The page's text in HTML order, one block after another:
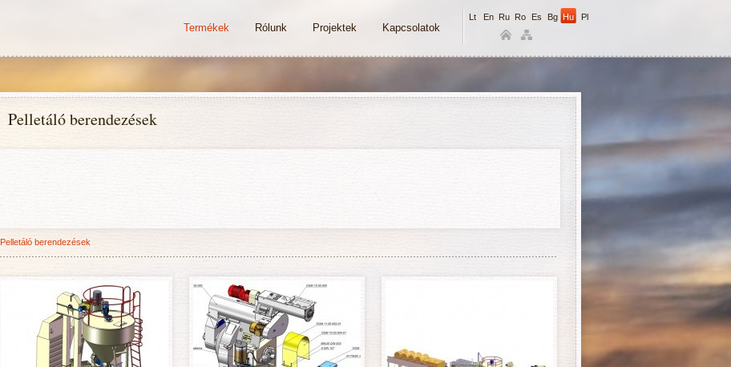
Termékek Rólunk Projektek Kapcsolatok
Lt En Ru Ro Es Bg Hu Pl
Pelletáló berendezések
Pelletáló berendezések